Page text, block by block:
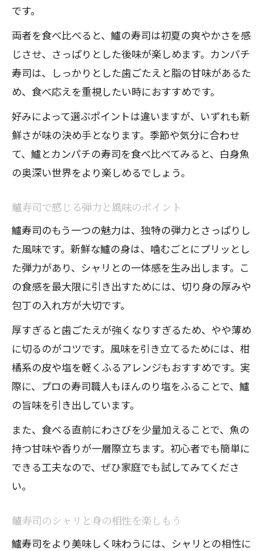
です。
両者を食べ比べると、鱸の寿司は初夏の爽やかさを感
じさせ、さっぱりとした後味が楽しめます。カンパチ
寿司は、しっかりとした歯ごたえと脂の甘味があるた
め、食べ応えを重視したい時におすすめです。
好みによって選ぶポイントは違いますが、いずれも新
鮮さが味の決め手となります。季節や気分に合わせ
て、鱸とカンパチの寿司を食べ比べてみると、白身魚
の奥深い世界をより楽しめるでしょう。
鱸寿司で感じる弾力と風味のポイント
鱸寿司のもう一つの魅力は、独特の弾力とさっぱりし
た風味です。新鮮な鱸の身は、噛むごとにプリッとし
た弾力があり、シャリとの一体感を生み出します。こ
の食感を最大限に引き出すためには、切り身の厚みや
包丁の入れ方が大切です。
厚すぎると歯ごたえが強くなりすぎるため、やや薄め
に切るのがコツです。風味を引き立てるためには、柑
橘系の皮や塩を軽くふるアレンジもおすすめです。実
際に、プロの寿司職人もほんのり塩をふることで、鱸
の旨味を引き出しています。
また、食べる直前にわさびを少量加えることで、魚の
持つ甘味や香りが一層際立ちます。初心者でも簡単に
できる工夫なので、ぜひ家庭でも試してみてくださ
い。
鱸寿司のシャリと身の相性を楽しもう
鱸寿司をより美味しく味わうには、シャリとの相性に